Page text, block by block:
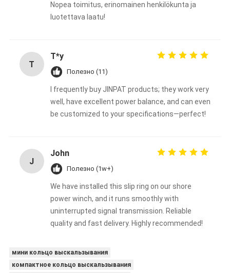
Nopea toimitus, erinomainen henkilökunta ja
luotettava laatu!
T
T*y
Полезно (11)
I frequently buy JINPAT products; they work very
well, have excellent power balance, and can even
be customized to your specifications—perfect!
J
John
Полезно (1w+)
We have installed this slip ring on our shore
power winch, and it runs smoothly with
uninterrupted signal transmission. Reliable
quality and fast delivery. Highly recommended!
мини кольцо выскальзывания
компактное кольцо выскальзывания